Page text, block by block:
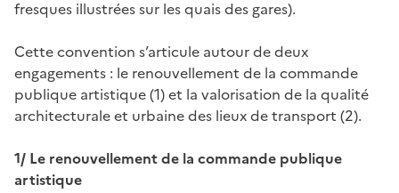
fresques illustrées sur les quais des gares).
Cette convention s’articule autour de deux
engagements : le renouvellement de la commande
publique artistique (1) et la valorisation de la qualité
architecturale et urbaine des lieux de transport (2).
1/ Le renouvellement de la commande publique
artistique